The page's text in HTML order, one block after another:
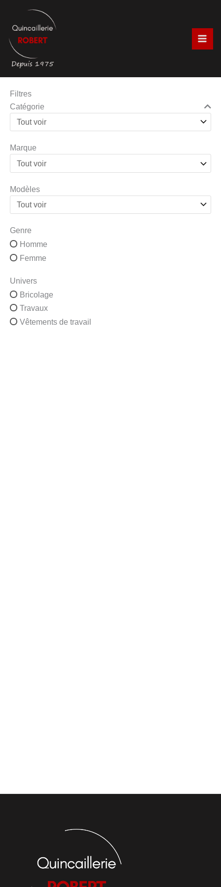
contenu
Filtres
Catégorie
Marque
Modèles
Genre
Homme
Femme
Univers
Bricolage
Travaux
Vêtements de travail